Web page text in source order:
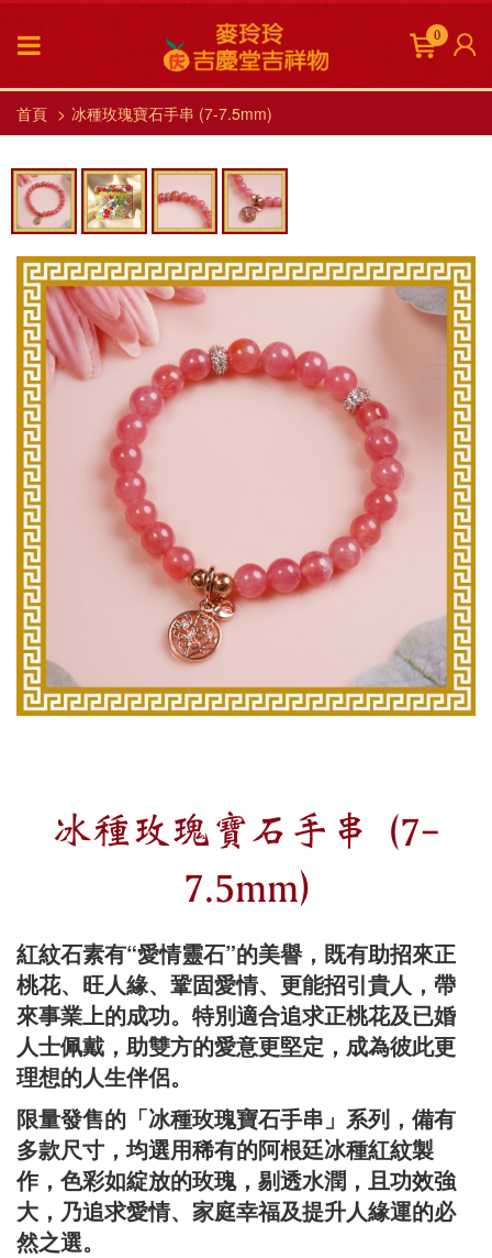
0
首頁 冰種玫瑰寶石手串 (7-7.5mm)
冰種玫瑰寶石手串 (7-
7.5mm)
紅紋石素有“愛情靈石”的美譽，既有助招來正
桃花、旺人緣、鞏固愛情、更能招引貴人，帶
來事業上的成功。特別適合追求正桃花及已婚
人士佩戴，助雙方的愛意更堅定，成為彼此更
理想的人生伴侶。
限量發售的「冰種玫瑰寶石手串」系列，備有
多款尺寸，均選用稀有的阿根廷冰種紅紋製
作，色彩如綻放的玫瑰，剔透水潤，且功效強
大，乃追求愛情、家庭幸福及提升人緣運的必
然之選。